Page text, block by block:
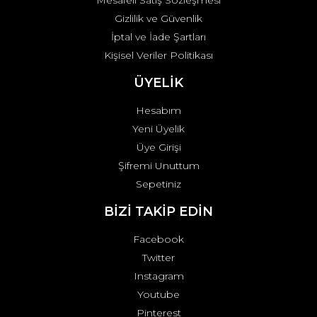
Gizlilik ve Güvenlik
İptal ve İade Şartları
Kişisel Veriler Politikası
ÜYELİK
Hesabım
Yeni Üyelik
Üye Girişi
Şifremi Unuttum
Sepetiniz
BİZİ TAKİP EDİN
Facebook
Twitter
Instagram
Youtube
Pinterest